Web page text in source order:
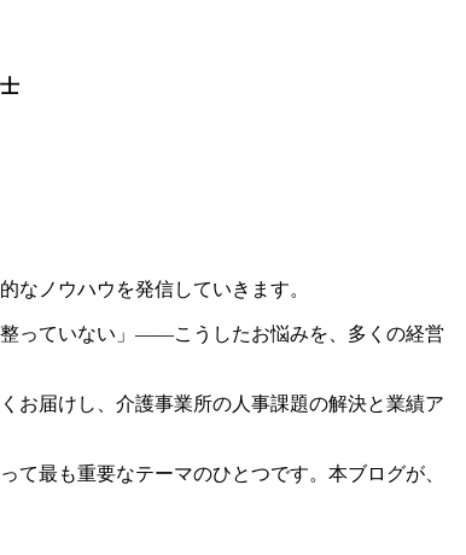
なノウハウを発信していきます。
整っていない」――こうしたお悩みを、多くの経営
お届けし、介護事業所の人事課題の解決と業績ア
て最も重要なテーマのひとつです。本ブログが、